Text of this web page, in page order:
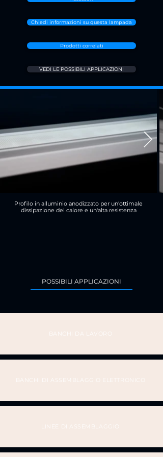
Chiedi informazioni su questa lampada
Prodotti correlati
VEDI LE POSSIBILI APPLICAZIONI
Profilo in alluminio anodizzato per un'ottimale
dissipazione del calore e un'alta resistenza
POSSIBILI APPLICAZIONI
BANCHI DI ASSEMBLAGGIO ELETTRONICO
LINEE DI ASSEMBLAGGIO